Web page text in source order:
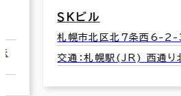
ＳＫビル
札幌市北区北７条西6-
交通：札幌駅(JR) 西通り